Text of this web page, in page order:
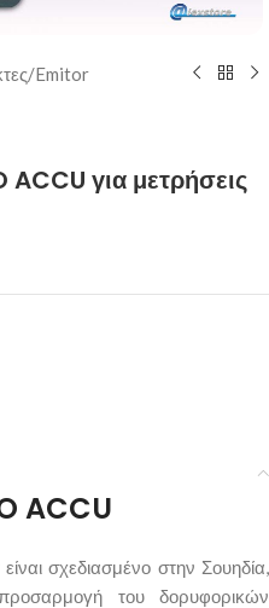
/Emitor
για μετρήσεις
ACCU
σχεδιασμένο στην Σουηδία,
του δορυφορικών